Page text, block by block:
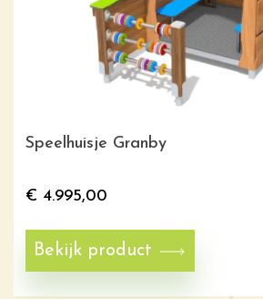
Speelhuisje Granby
€ 4.995,00
Bekijk product